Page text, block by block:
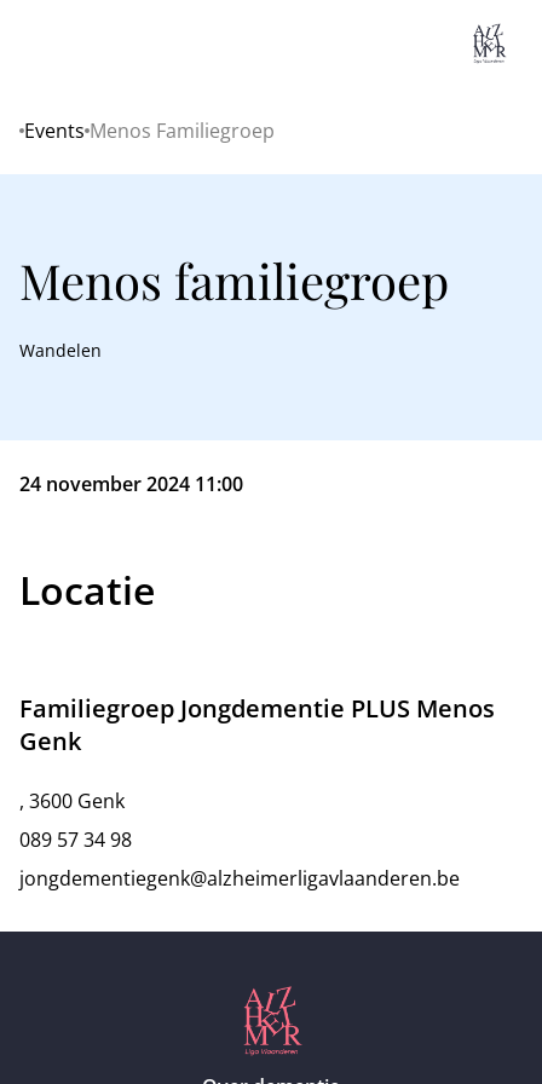
Home
Events Menos Familiegroep
Menos familiegroep
Wandelen
24 november 2024 11:00
Locatie
Familiegroep Jongdementie PLUS Menos
Genk
, 3600 Genk
089 57 34 98
jongdementiegenk@alzheimerligavlaanderen.be